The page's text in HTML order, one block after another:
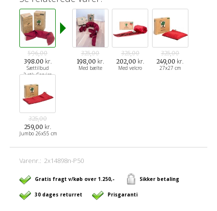
596,00
398.00 kr.
Sættilbud
2 stk. Cervico
325,00
198,00 kr.
Med bælte
325,00
202,00 kr.
Med velcro
325,00
249,00 kr.
27x27 cm
325,00
259,00 kr.
Jumbo 26x55 cm
Varenr.:2x14898n-P50
Gratis fragt v/køb over 1.250,- Sikker betaling
30 dages returret Prisgaranti